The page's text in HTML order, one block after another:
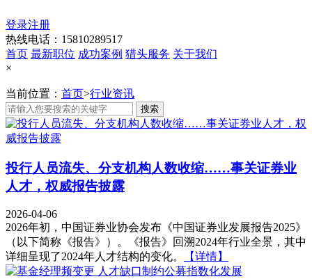
登录注册
热线电话：15810289517
首页 最新职位 成功案例 猎头服务 关于我们
×
当前位置： 首页>行业资讯
搜索
投行人员流失、分支机构人数收缩……事关证券业
人才，权威报告披露
2026-04-06
2026年初，中国证券业协会发布《中国证券业发展报告2025》
（以下简称《报告》）。《报告》回溯2024年行业全景，其中
详细呈现了2024年人才结构的变化。
【详情】